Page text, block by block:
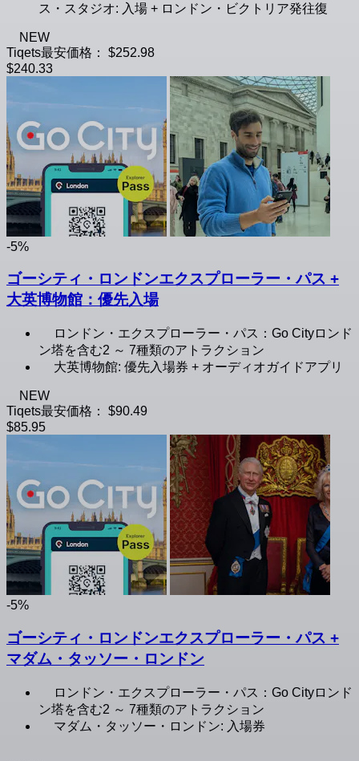
ス・スタジオ: 入場 + ロンドン・ビクトリア発往復
NEW
Tiqets最安価格：
$252.98
$240.33
-5%
ゴーシティ・ロンドンエクスプローラー・パス +
大英博物館：優先入場
ロンドン・エクスプローラー・パス：Go Cityロンド
ン塔を含む2 ～ 7種類のアトラクション
大英博物館: 優先入場券 + オーディオガイドアプリ
NEW
Tiqets最安価格：
$90.49
$85.95
-5%
ゴーシティ・ロンドンエクスプローラー・パス +
マダム・タッソー・ロンドン
ロンドン・エクスプローラー・パス：Go Cityロンド
ン塔を含む2 ～ 7種類のアトラクション
マダム・タッソー・ロンドン: 入場券